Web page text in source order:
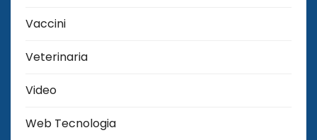
Vaccini
Veterinaria
Video
Web Tecnologia